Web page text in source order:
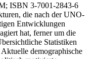
; ISBN 3-7001-2843-6
die nach der UNO-
Entwicklungen
hat, ferner um die
Statistiken
demographische